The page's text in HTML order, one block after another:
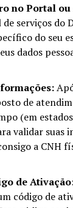
no Portal
serviços do
do seu
dados
de
(em
validar suas
a CNH
de
código de